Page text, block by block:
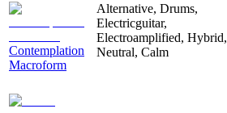
Contemplation
Macroform
Alternative, Drums,
Electricguitar,
Electroamplified, Hybrid,
Neutral, Calm